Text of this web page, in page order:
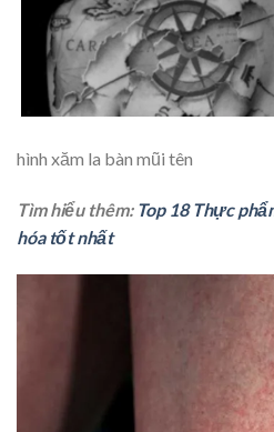
hình xăm la bàn mũi tên
Tìm hiểu thêm: Top 18 Thực
hóa tốt nhất